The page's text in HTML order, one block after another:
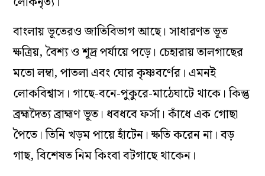
বাংলায় ভূতেরও জাতিবিভাগ আছে। সাধারণত ভূত
ক্ষত্রিয়, বৈশ্য ও শূদ্র পর্যায়ে পড়ে। চেহারায় তালগাছের
মতো লম্বা, পাতলা এবং ঘোর কৃষ্ণবর্ণের। এমনই
লোকবিশ্বাস। গাছে-বনে-পুকুরে-মাঠেঘাটে থাকে। কিন্তু
ব্রহ্মদৈত্য ব্রাহ্মণ ভূত। ধবধবে ফর্সা। কাঁধে এক গোছা
পৈতে। তিনি খড়ম পায়ে হাঁটেন। ক্ষতি করেন না। বড়
গাছ, বিশেষত নিম কিংবা বটগাছে থাকেন।